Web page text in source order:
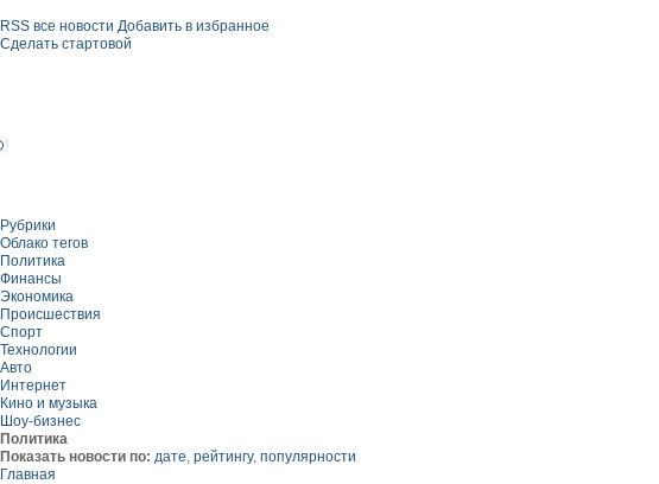
RSS все новости Добавить в избранное
Сделать стартовой
Рубрики
Облако тегов
Политика
Финансы
Экономика
Происшествия
Спорт
Технологии
Авто
Интернет
Кино и музыка
Шоу-бизнес
Политика
Показать новости по: дате, рейтингу, популярности
Главная